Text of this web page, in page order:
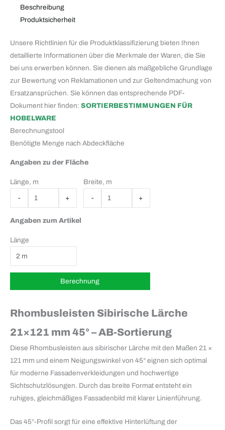
Beschreibung
Produktsicherheit
Unsere Richtlinien für die Produktklassifizierung bieten Ihnen
detaillierte Informationen über die Merkmale der Waren, die Sie
bei uns erwerben können. Sie dienen als maßgebliche Grundlage
zur Bewertung von Reklamationen und zur Geltendmachung von
Ersatzansprüchen. Sie können das entsprechende PDF-
Dokument hier finden: SORTIERBESTIMMUNGEN FÜR
HOBELWARE
Berechnungstool
Benötigte Menge nach Abdeckfläche
Angaben zu der Fläche
Länge, m Breite, m
Angaben zum Artikel
Länge
Rhombusleisten Sibirische Lärche
21×121 mm 45° – AB-Sortierung
Diese Rhombusleisten aus sibirischer Lärche mit den Maßen 21 ×
121 mm und einem Neigungswinkel von 45° eignen sich optimal
für moderne Fassadenverkleidungen und hochwertige
Sichtschutzlösungen. Durch das breite Format entsteht ein
ruhiges, gleichmäßiges Fassadenbild mit klarer Linienführung.
Das 45°-Profil sorgt für eine effektive Hinterlüftung der